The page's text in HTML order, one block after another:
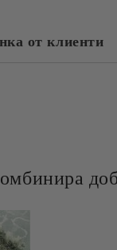
от клиенти